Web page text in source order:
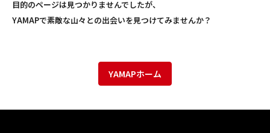
目的のページは見つかりませんでしたが、
YAMAPで素敵な山々との出会いを見つけてみませんか？
YAMAPホーム